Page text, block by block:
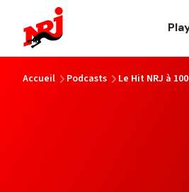
Accueil Podcasts Le Hit NRJ à